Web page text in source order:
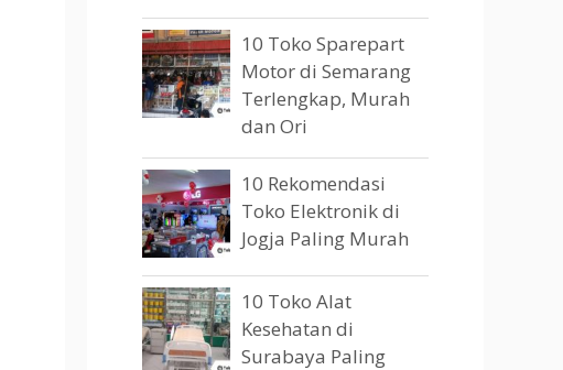
10 Toko Sparepart
Motor di Semarang
Terlengkap, Murah
dan Ori
10 Rekomendasi
Toko Elektronik di
Jogja Paling Murah
10 Toko Alat
Kesehatan di
Surabaya Paling